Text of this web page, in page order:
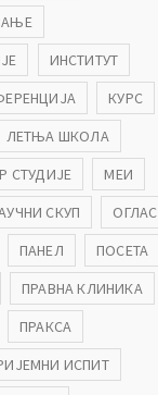
ИНСТИТУТ
КУРС
ЛЕТЊА ШКОЛА
СТУДИЈЕ
МЕИ
СКУП
ОГЛАС
ПАНЕЛ
ПОСЕТА
ПРАВНА КЛИНИКА
ПРАКСА
ИСПИТ